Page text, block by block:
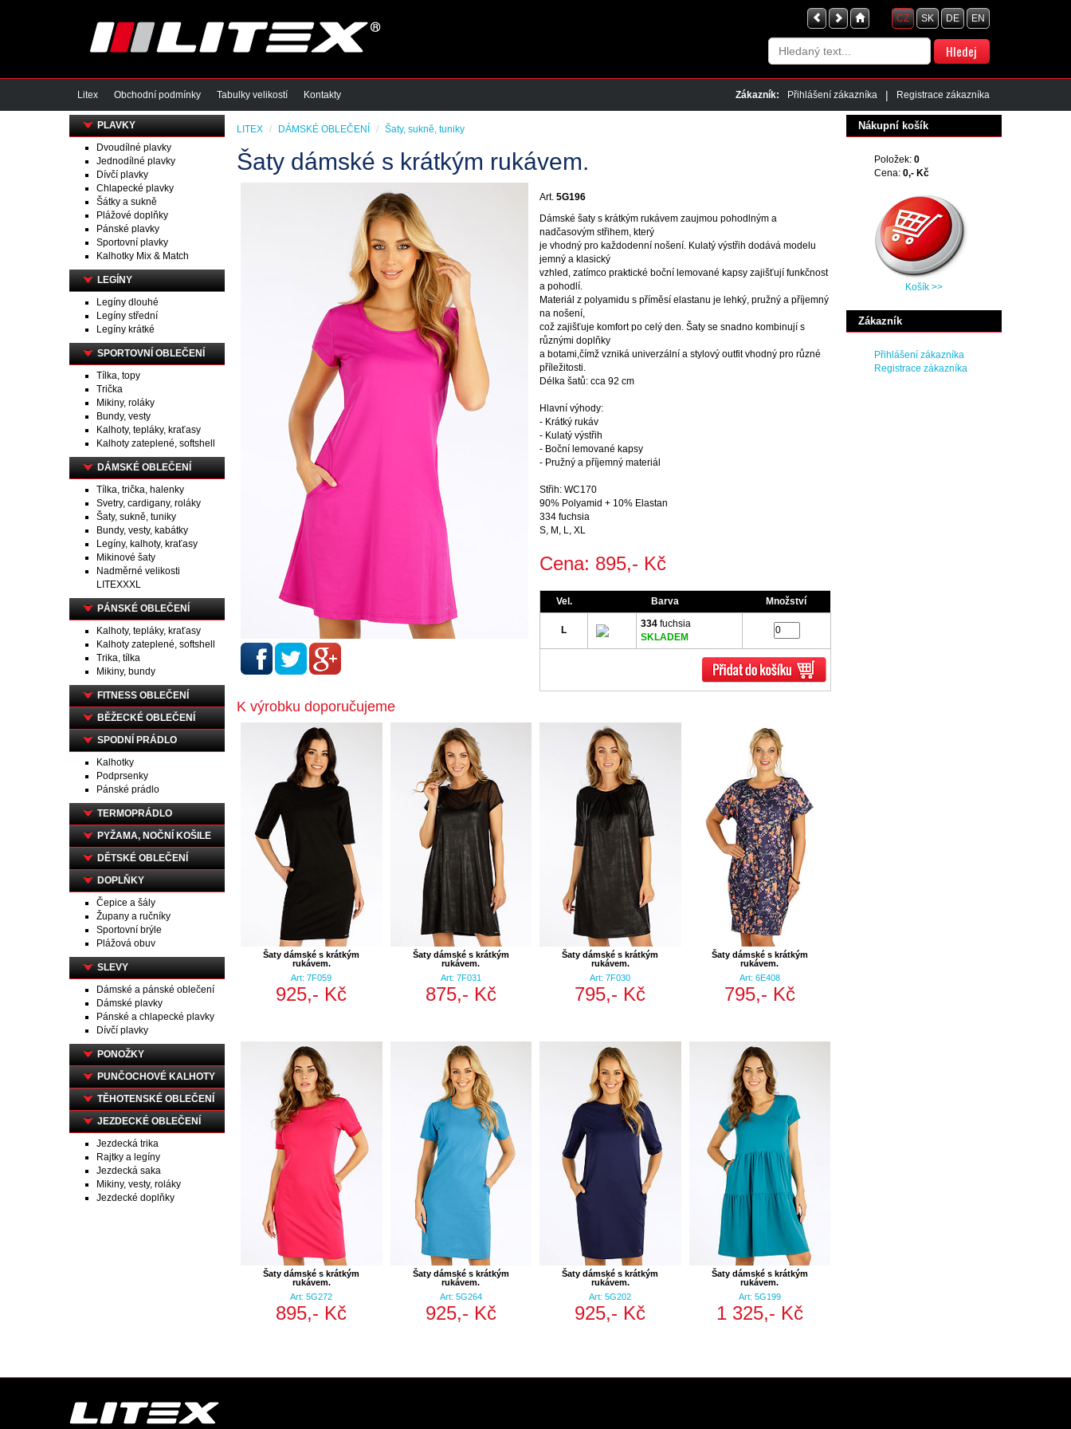
CZ SK DE EN
Litex Obchodní podmínky Tabulky velikostí Kontakty Zákazník: Přihlášení zákazníka | Registrace zákazníka
PLAVKY
Dvoudílné plavky
Jednodílné plavky
Dívčí plavky
Chlapecké plavky
Šátky a sukně
Plážové doplňky
Pánské plavky
Sportovní plavky
Kalhotky Mix & Match
LEGÍNY
Legíny dlouhé
Legíny střední
Legíny krátké
SPORTOVNÍ OBLEČENÍ
Tílka, topy
Trička
Mikiny, roláky
Bundy, vesty
Kalhoty, tepláky, kraťasy
Kalhoty zateplené, softshell
DÁMSKÉ OBLEČENÍ
Tílka, trička, halenky
Svetry, cardigany, roláky
Šaty, sukně, tuniky
Bundy, vesty, kabátky
Legíny, kalhoty, kraťasy
Mikinové šaty
Nadměrné velikosti
LITEXXXL
PÁNSKÉ OBLEČENÍ
Kalhoty, tepláky, kraťasy
Kalhoty zateplené, softshell
Trika, tílka
Mikiny, bundy
FITNESS OBLEČENÍ
BĚŽECKÉ OBLEČENÍ
SPODNÍ PRÁDLO
Kalhotky
Podprsenky
Pánské prádlo
TERMOPRÁDLO
PYŽAMA, NOČNÍ KOŠILE
DĚTSKÉ OBLEČENÍ
DOPLŇKY
Čepice a šály
Župany a ručníky
Sportovní brýle
Plážová obuv
SLEVY
Dámské a pánské oblečení
Dámské plavky
Pánské a chlapecké plavky
Dívčí plavky
PONOŽKY
PUNČOCHOVÉ KALHOTY
TĚHOTENSKÉ OBLEČENÍ
JEZDECKÉ OBLEČENÍ
Jezdecká trika
Rajtky a legíny
Jezdecká saka
Mikiny, vesty, roláky
Jezdecké doplňky
LITEX DÁMSKÉ OBLEČENÍ Šaty, sukně, tuniky
Šaty dámské s krátkým rukávem.
Art. 5G196
Dámské šaty s krátkým rukávem zaujmou pohodlným a
nadčasovým střihem, který
je vhodný pro každodenní nošení. Kulatý výstřih dodává modelu
jemný a klasický
vzhled, zatímco praktické boční lemované kapsy zajišťují funkčnost
a pohodlí.
Materiál z polyamidu s příměsí elastanu je lehký, pružný a příjemný
na nošení,
což zajišťuje komfort po celý den. Šaty se snadno kombinují s
různými doplňky
a botami,čímž vzniká univerzální a stylový outfit vhodný pro různé
příležitosti.
Délka šatů: cca 92 cm
Hlavní výhody:
- Krátký rukáv
- Kulatý výstřih
- Boční lemované kapsy
- Pružný a příjemný materiál
Střih: WC170
90% Polyamid + 10% Elastan
334 fuchsia
S, M, L, XL
Cena: 895,- Kč
Vel. Barva Množství
L
334 fuchsia
SKLADEM
K výrobku doporučujeme
Šaty dámské s krátkým
rukávem.
Art: 7F059
925,- Kč
Šaty dámské s krátkým
rukávem.
Art: 7F031
875,- Kč
Šaty dámské s krátkým
rukávem.
Art: 7F030
795,- Kč
Šaty dámské s krátkým
rukávem.
Art: 6E408
795,- Kč
Šaty dámské s krátkým
rukávem.
Art: 5G272
895,- Kč
Šaty dámské s krátkým
rukávem.
Art: 5G264
925,- Kč
Šaty dámské s krátkým
rukávem.
Art: 5G202
925,- Kč
Šaty dámské s krátkým
rukávem.
Art: 5G199
1 325,- Kč
Nákupní košík
Položek: 0
Cena: 0,- Kč
Košík >>
Zákazník
Přihlášení zákazníka
Registrace zákazníka